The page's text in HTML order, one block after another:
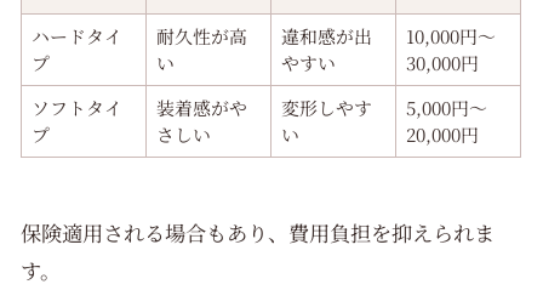
ハードタイ
プ
耐久性が高
い
違和感が出
やすい
10,000円〜
30,000円
ソフトタイ
プ
装着感がや
さしい
変形しやす
い
5,000円〜
20,000円
保険適用される場合もあり、費用負担を抑えられま
す。